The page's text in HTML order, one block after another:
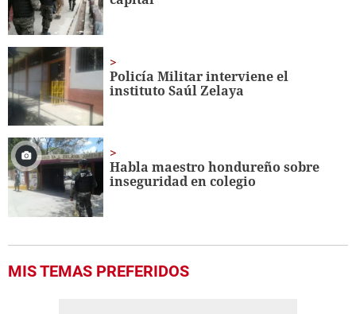
Policía Militar interviene el
instituto Saúl Zelaya
Habla maestro hondureño sobre
inseguridad en colegio
MIS TEMAS PREFERIDOS